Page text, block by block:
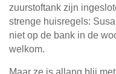
zuurstoftank zijn
strenge huisregels:
niet op de bank in de
welkom.